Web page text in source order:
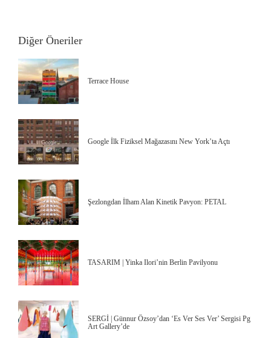
Diğer Öneriler
Terrace House
Google İlk Fiziksel Mağazasını New York’ta Açtı
Şezlongdan İlham Alan Kinetik Pavyon: PETAL
TASARIM | Yinka Ilori’nin Berlin Pavilyonu
SERGİ | Günnur Özsoy’dan ‘Es Ver Ses Ver’ Sergisi Pg
Art Gallery’de